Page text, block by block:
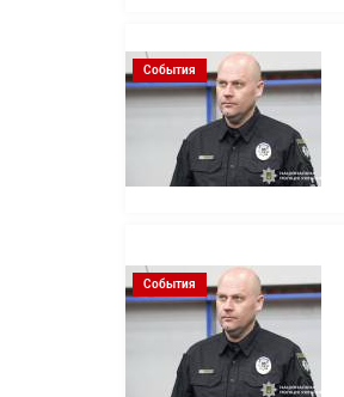
События
События